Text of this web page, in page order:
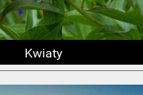
Kwiaty